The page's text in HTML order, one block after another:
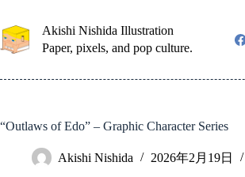
テ
ン
キ
Akishi Nishida Illustration
Paper, pixels, and pop culture.
“Outlaws of Edo” – Graphic Character Series
Akishi Nishida 2026年2月19日